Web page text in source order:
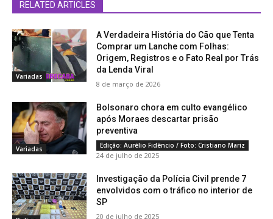
RELATED ARTICLES
Variadas
A Verdadeira História do Cão que Tenta
Comprar um Lanche com Folhas:
Origem, Registros e o Fato Real por Trás
da Lenda Viral
8 de março de 2026
Variadas
Bolsonaro chora em culto evangélico
após Moraes descartar prisão
preventiva
Edição: Aurélio Fidêncio / Foto: Cristiano Mariz
24 de julho de 2025
Investigação da Polícia Civil prende 7
envolvidos com o tráfico no interior de
SP
20 de julho de 2025